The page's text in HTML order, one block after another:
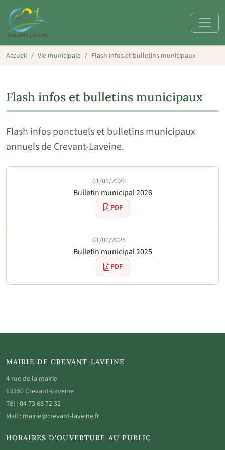
Accueil Vie municipale Flash infos et bulletins municipaux
Flash infos et bulletins municipaux
Flash infos ponctuels et bulletins municipaux
annuels de Crevant-Laveine.
01/01/2026
Bulletin municipal 2026
PDF
01/01/2025
Bulletin municipal 2025
PDF
MAIRIE DE CREVANT-LAVEINE
4 rue de la mairie
63350 Crevant-Laveine
Tél :04 73 68 72 32
Mail : mairie@crevant-laveine.fr
HORAIRES D'OUVERTURE AU PUBLIC